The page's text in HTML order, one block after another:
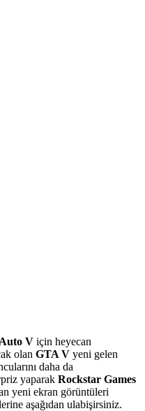
V için heyecan
olan GTA V yeni gelen
daha da
yaparak Rockstar Games
yeni ekran görüntüleri
aşağıdan ulabişirsiniz.